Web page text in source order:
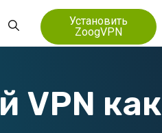
Установить
ZoogVPN
VPN как